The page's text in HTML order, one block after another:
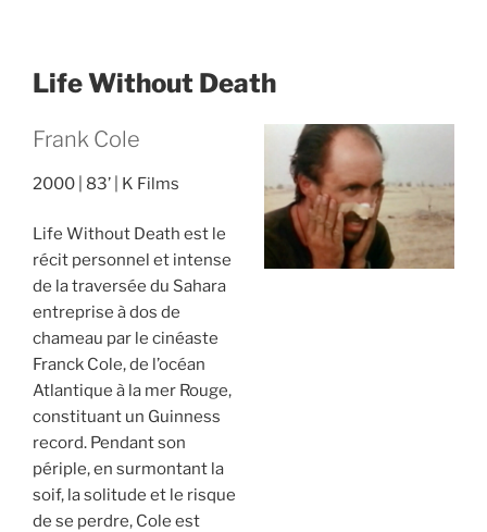
Life Without Death
Frank Cole
2000 83’ K Films
Life Without Death est le
récit personnel et intense
de la traversée du Sahara
entreprise à dos de
chameau par le cinéaste
Franck Cole, de l’océan
Atlantique à la mer Rouge,
constituant un Guinness
record. Pendant son
périple, en surmontant la
soif, la solitude et le risque
de se perdre, Cole est